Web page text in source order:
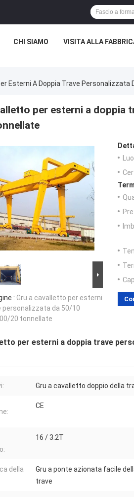
CHI SIAMO VISITA ALLA
Esterni A Doppia Trave
per esterni a doppia
: Gru a cavalletto per esterni
personalizzata da 50/10
20 tonnellate
per esterni a doppia trave
Gru a cavalletto doppio della
CE
16 / 3.2T
della
Gru a ponte azionata facile
trave